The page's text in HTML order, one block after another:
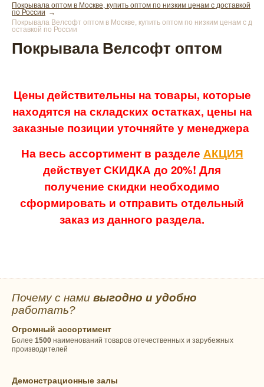
Покрывала оптом в Москве, купить оптом по низким ценам с доставкой
по России
Покрывала Велсофт оптом в Москве, купить оптом по низким ценам с д
оставкой по России
Покрывала Велсофт оптом
Цены действительны на товары, которые
находятся на складских остатках, цены на
заказные позиции уточняйте у менеджера
На весь ассортимент в разделе АКЦИЯ
действует СКИДКА до 20%! Для
получение скидки необходимо
сформировать и отправить отдельный
заказ из данного раздела.
Почему с нами выгодно и удобно
работать?
Огромный ассортимент
Более 1500 наименований товаров отечественных и зарубежных
производителей
Демонстрационные залы